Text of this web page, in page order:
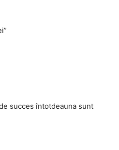
succes întotdeauna sunt